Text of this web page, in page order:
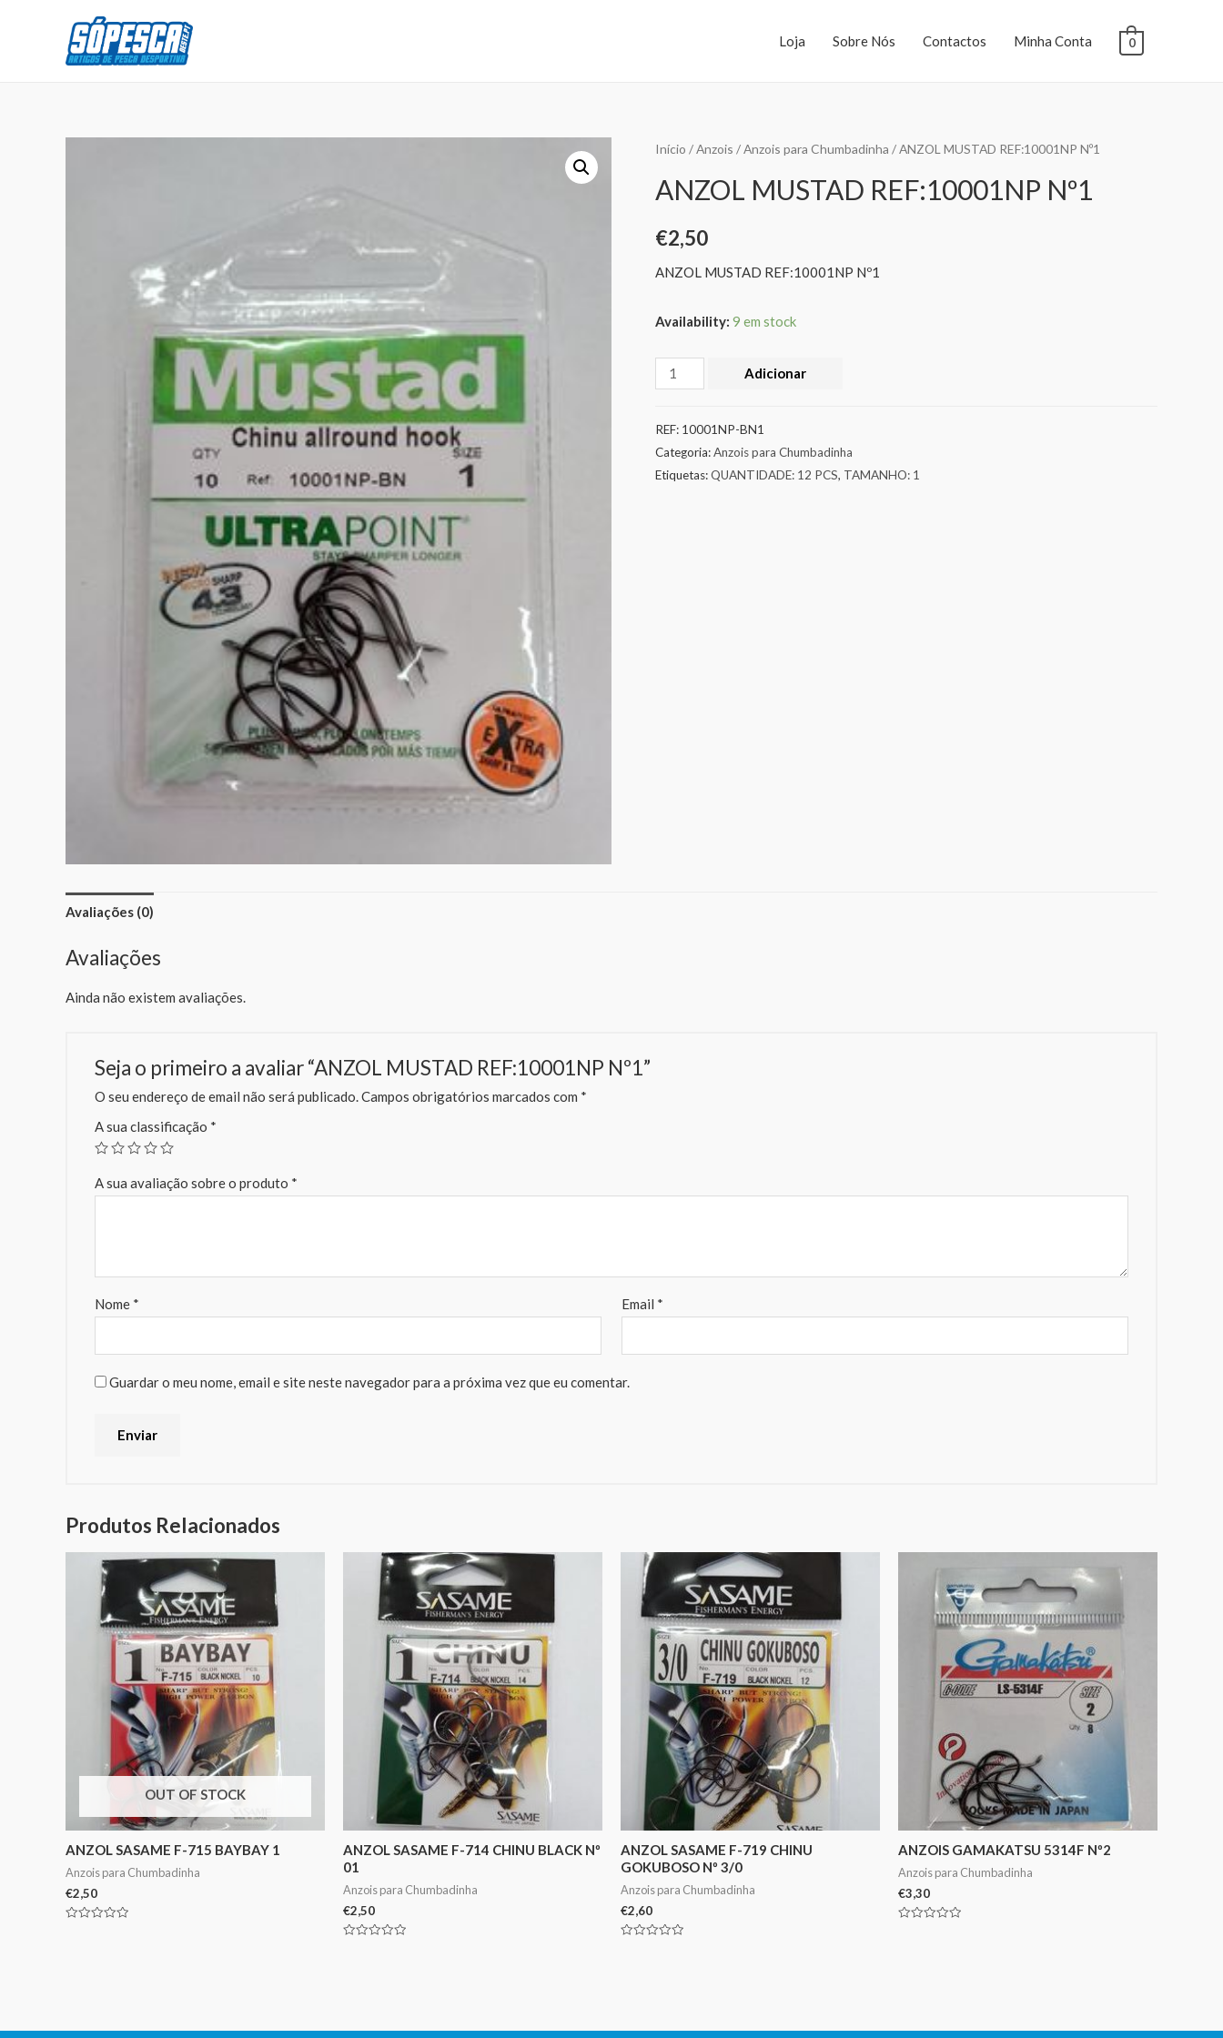
Loja Sobre Nós Contactos Minha Conta 0
Início /Anzois /Anzois para Chumbadinha / ANZOL MUSTAD REF:10001NP Nº1
ANZOL MUSTAD REF:10001NP Nº1
€2,50
ANZOL MUSTAD REF:10001NP Nº1
Availability: 9 em stock
Adicionar
REF: 10001NP-BN1
Categoria:Anzois para Chumbadinha
Etiquetas:QUANTIDADE: 12 PCS, TAMANHO: 1
Avaliações (0)
Avaliações
Ainda não existem avaliações.
Seja o primeiro a avaliar “ANZOL MUSTAD REF:10001NP Nº1”
O seu endereço de email não será publicado. Campos obrigatórios marcados com *
A sua classificação *
A sua avaliação sobre o produto *
Nome * Email *
Guardar o meu nome, email e site neste navegador para a próxima vez que eu comentar.
Produtos Relacionados
OUT OF STOCK
ANZOL SASAME F-715 BAYBAY 1
Anzois para Chumbadinha
€2,50
ANZOL SASAME F-714 CHINU BLACK Nº
01
Anzois para Chumbadinha
€2,50
ANZOL SASAME F-719 CHINU
GOKUBOSO Nº 3/0
Anzois para Chumbadinha
€2,60
ANZOIS GAMAKATSU 5314F Nº2
Anzois para Chumbadinha
€3,30